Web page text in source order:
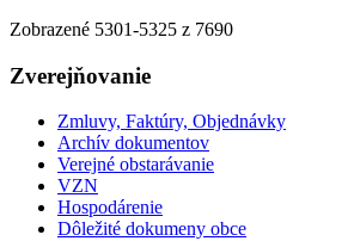
Zobrazené 5301-5325 z 7690
Zverejňovanie
Zmluvy, Faktúry, Objednávky
Archív dokumentov
Verejné obstarávanie
VZN
Hospodárenie
Dôležité dokumeny obce